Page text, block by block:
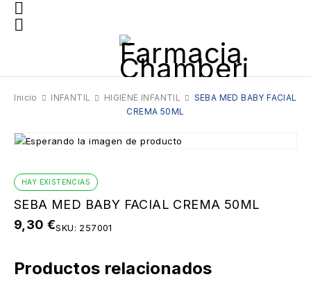
Inicio INFANTIL HIGIENE INFANTIL
SEBA MED BABY FACIAL
CREMA 50ML
HAY EXISTENCIAS
SEBA MED BABY FACIAL CREMA 50ML
9,30 €SKU: 257001
Productos relacionados